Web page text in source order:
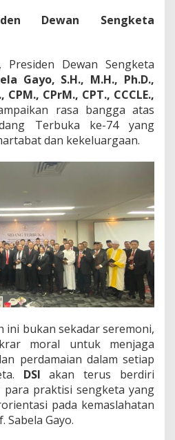
,
i
k
i
d
a
i
J
a
k
a
r
a
Dewan Sengketa
Presiden Dewan Sengketa
Gayo, S.H., M.H., Ph.D.,
CPM., CPrM., CPT., CCCLE.,
rasa bangga atas
Terbuka ke-74 yang
dan kekeluargaan.
ini bukan sekadar seremoni,
moral untuk menjaga
perdamaian dalam setiap
DSI akan terus berdiri
praktisi sengketa yang
pada kemaslahatan
Sabela Gayo.